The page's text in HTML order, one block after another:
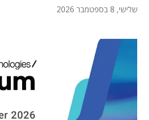
שלישי, 8 בספטמבר 2026